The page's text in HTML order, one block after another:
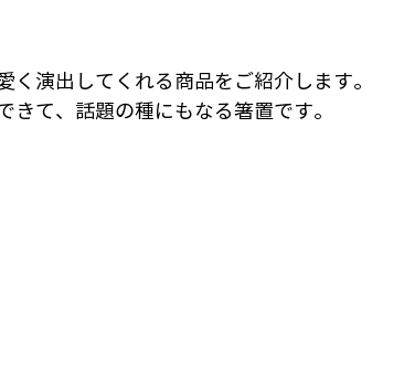
く演出してくれる商品をご紹介します。
きて、話題の種にもなる箸置です。